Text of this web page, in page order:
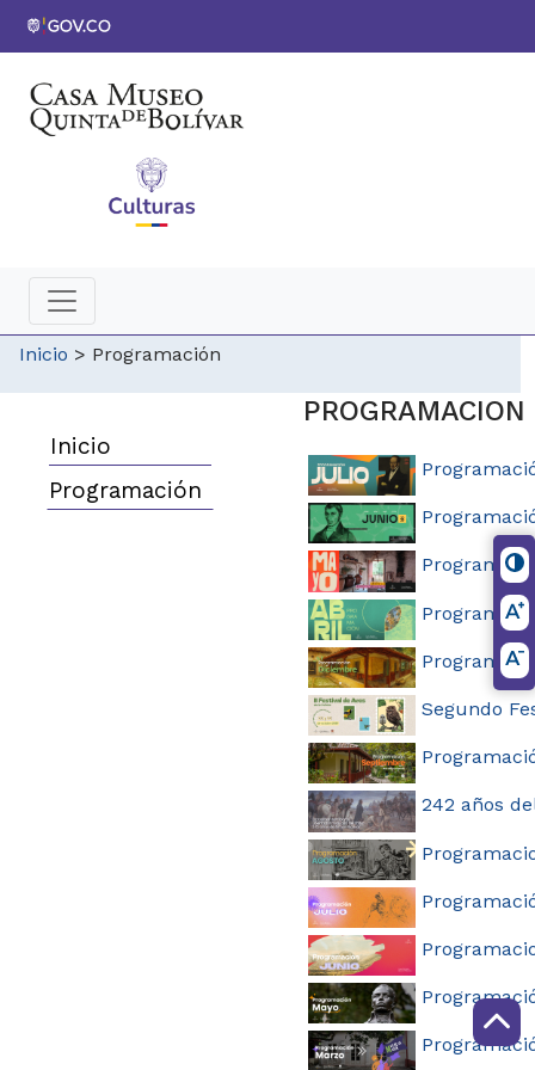
Inicio > Programación
Inicio
Programación
Segundo
242 años